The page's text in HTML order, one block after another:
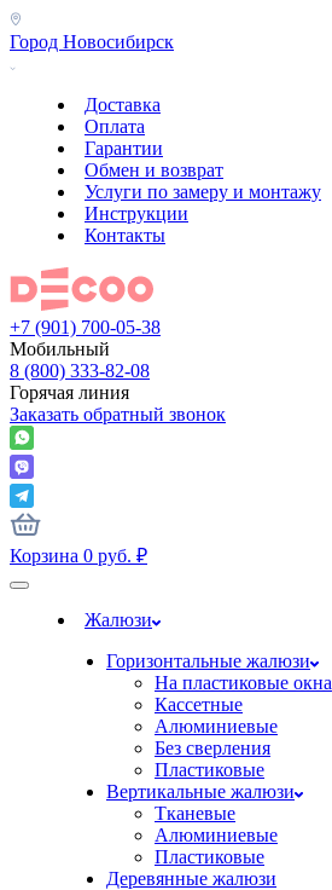
Город Новосибирск
Доставка
Оплата
Гарантии
Обмен и возврат
Услуги по замеру и монтажу
Инструкции
Контакты
+7 (901) 700-05-38
Мобильный
8 (800) 333-82-08
Горячая линия
Заказать обратный звонок
Корзина 0 руб. ₽
Жалюзи
Горизонтальные жалюзи
На пластиковые окна
Кассетные
Алюминиевые
Без сверления
Пластиковые
Вертикальные жалюзи
Тканевые
Алюминиевые
Пластиковые
Деревянные жалюзи